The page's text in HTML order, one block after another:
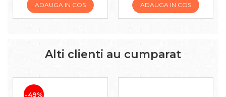
ADAUGA IN COS ADAUGA IN COS
Alti clienti au cumparat
-49%